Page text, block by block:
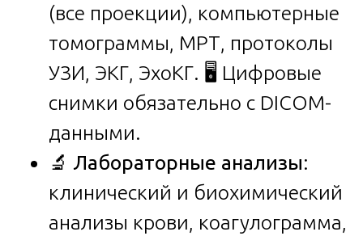
(все проекции), компьютерные
томограммы, МРТ, протоколы
УЗИ, ЭКГ, ЭхоКГ. 🖥️ Цифровые
снимки обязательно с DICOM-
данными.
🔬Лабораторные анализы:
клинический и биохимический
анализы крови, коагулограмма,